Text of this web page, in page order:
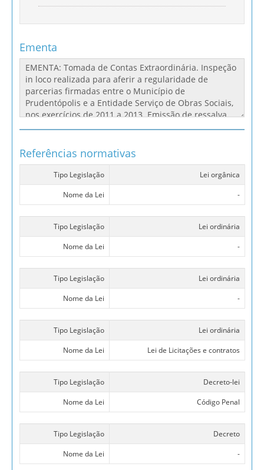
Ementa
Referências normativas
Tipo Legislação
Lei orgânica
Nome da Lei
-
Tipo Legislação
Lei ordinária
Nome da Lei
-
Tipo Legislação
Lei ordinária
Nome da Lei
-
Tipo Legislação
Lei ordinária
Nome da Lei
Lei de Licitações e contratos
Tipo Legislação
Decreto-lei
Nome da Lei
Código Penal
Tipo Legislação
Decreto
Nome da Lei
-